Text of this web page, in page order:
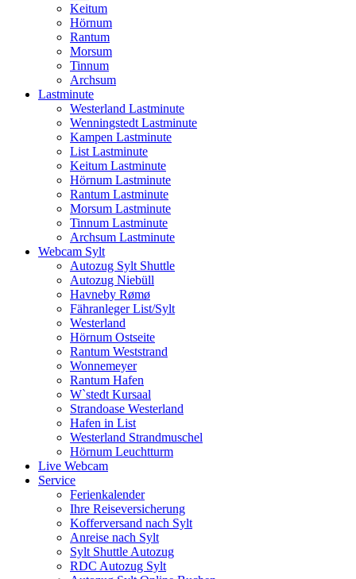
Keitum
Hörnum
Rantum
Morsum
Tinnum
Archsum
Lastminute
Westerland Lastminute
Wenningstedt Lastminute
Kampen Lastminute
List Lastminute
Keitum Lastminute
Hörnum Lastminute
Rantum Lastminute
Morsum Lastminute
Tinnum Lastminute
Archsum Lastminute
Webcam Sylt
Autozug Sylt Shuttle
Autozug Niebüll
Havneby Rømø
Fähranleger List/Sylt
Westerland
Hörnum Ostseite
Rantum Weststrand
Wonnemeyer
Rantum Hafen
W`stedt Kursaal
Strandoase Westerland
Hafen in List
Westerland Strandmuschel
Hörnum Leuchtturm
Live Webcam
Service
Ferienkalender
Ihre Reiseversicherung
Kofferversand nach Sylt
Anreise nach Sylt
Sylt Shuttle Autozug
RDC Autozug Sylt